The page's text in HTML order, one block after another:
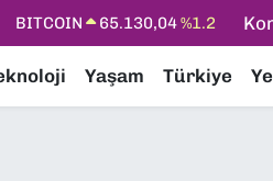
47,7106
EURO
55,1652%0.27
Yaşam Türkiye